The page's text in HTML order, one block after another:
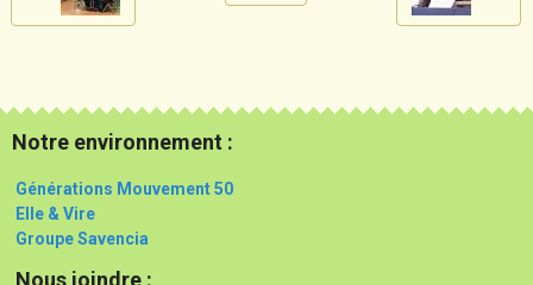
Notre environnement :
Générations Mouvement 50
Elle & Vire
Groupe Savencia
Nous joindre :